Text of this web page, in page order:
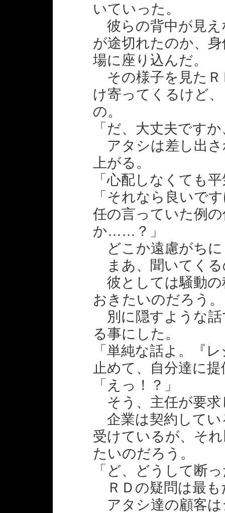
いていった。
彼らの背中が見え
が途切れたのか、
場に座り込んだ。
その様子を見たＲ
け寄ってくるけど
の。
「だ、大丈夫です
アタシは差し出さ
上がる。
「心配しなくても
「それなら良いで
任の言っていた例
か……？」
どこか遠慮がちに
まあ、聞いてく
彼としては騒動の
おきたいのだろう。
別に隠すような話
る事にした。
「単純な話よ。『
止めて、自分達に
「えっ！？」
そう、主任が要求
企業は契約してい
受けているが、そ
たいのだろう。
「ど、どうして断
ＲＤの疑問は最も
アタシ達の顧客は